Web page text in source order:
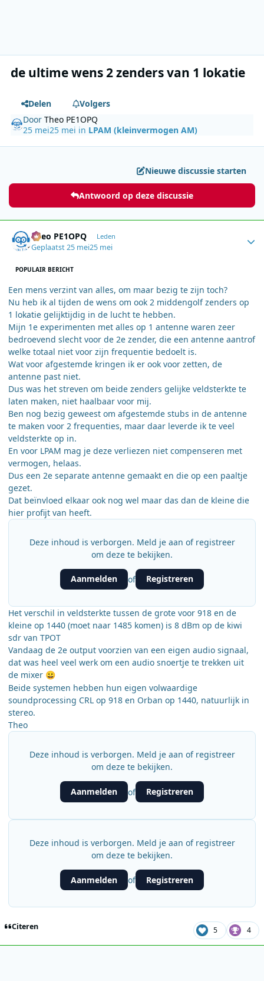
de ultime wens 2 zenders van 1 lokatie
Delen
Volgers
DoorTheo PE1OPQ
25 mei25 mei in LPAM (kleinvermogen AM)
Nieuwe discussie starten
Antwoord op deze discussie
Theo PE1OPQ Leden
Geplaatst25 mei25 mei
POPULAIR BERICHT
Een mens verzint van alles, om maar bezig te zijn toch?
Nu heb ik al tijden de wens om ook 2 middengolf zenders op
1 lokatie gelijktijdig in de lucht te hebben.
Mijn 1e experimenten met alles op 1 antenne waren zeer
bedroevend slecht voor de 2e zender, die een antenne aantrof
welke totaal niet voor zijn frequentie bedoelt is.
Wat voor afgestemde kringen ik er ook voor zetten, de
antenne past niet.
Dus was het streven om beide zenders gelijke veldsterkte te
laten maken, niet haalbaar voor mij.
Ben nog bezig geweest om afgestemde stubs in de antenne
te maken voor 2 frequenties, maar daar leverde ik te veel
veldsterkte op in.
En voor LPAM mag je deze verliezen niet compenseren met
vermogen, helaas.
Dus een 2e separate antenne gemaakt en die op een paaltje
gezet.
Dat beïnvloed elkaar ook nog wel maar das dan de kleine die
hier profijt van heeft.
Deze inhoud is verborgen. Meld je aan of registreer
om deze te bekijken.
Aanmelden of Registreren
Het verschil in veldsterkte tussen de grote voor 918 en de
kleine op 1440 (moet naar 1485 komen) is 8 dBm op de kiwi
sdr van TPOT
Vandaag de 2e output voorzien van een eigen audio signaal,
dat was heel veel werk om een audio snoertje te trekken uit
de mixer 😀
Beide systemen hebben hun eigen volwaardige
soundprocessing CRL op 918 en Orban op 1440, natuurlijk in
stereo.
Theo
Deze inhoud is verborgen. Meld je aan of registreer
om deze te bekijken.
Aanmelden of Registreren
Deze inhoud is verborgen. Meld je aan of registreer
om deze te bekijken.
Aanmelden of Registreren
Citeren 5 4